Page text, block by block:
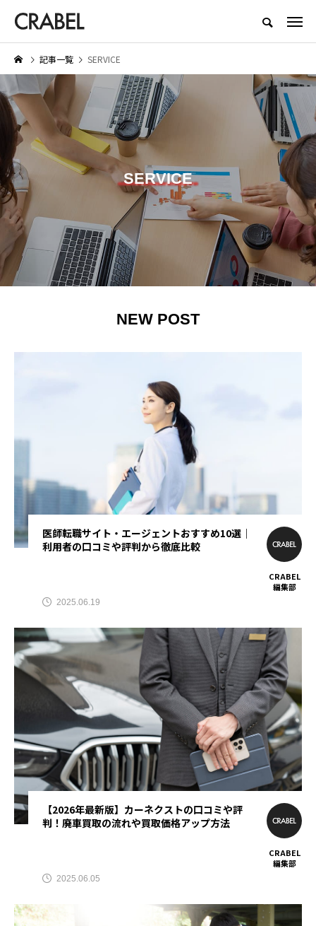
記事一覧 SERVICE
SERVICE
NEW POST
医師転職サイト・エージェントおすすめ10選｜
利用者の口コミや評判から徹底比較
CRABEL
編集部
2025.06.19
【2026年最新版】カーネクストの口コミや評
判！廃車買取の流れや買取価格アップ方法
CRABEL
編集部
2025.06.05
もっとくらべる、もっとほしくなる
NEW POST
際
ト
LIFESTYLE
【着用レビュー】リライブシャツ
αの効果は本当？口コミや評判も
紹介
2026.01.29
医師転職サイト・エージェ
すすめ10選｜利用者の口コ
評判から徹底比較
2025.06.19
it転職おすすめ
アップルジム
アップルジム評判
イージーゲイナー イージーゲイナー診断
オンラインフィットネス カーリース
ダイエット トレーニングジム ナイトブラ
ナイトブラおすすめ ナイトブラ安い
パーソナル パーソナルジム
パーソナルジムカウンセリング
パーソナルジム女性 パーソナルトレーニング
パーソナルトレーニングカップル